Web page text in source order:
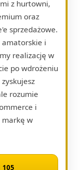
z hurtowni,
oraz
sprzedażowe.
amatorskie i
realizację w
po wdrożeniu
rozumie
i
markę w
105